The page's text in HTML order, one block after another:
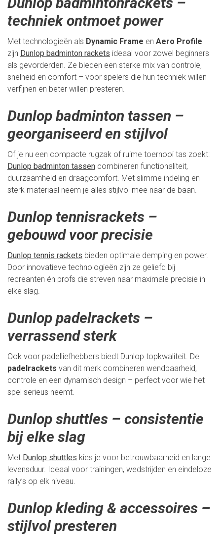
techniek ontmoet power
Met technologieën als Dynamic Frame en Aero Profile
zijn Dunlop badminton rackets ideaal voor zowel beginners
als gevorderden. Ze bieden een sterke mix van controle,
snelheid en comfort – voor spelers die hun techniek willen
verfijnen en beter willen presteren.
Dunlop badminton tassen –
georganiseerd en stijlvol
Of je nu een compacte rugzak of ruime toernooi tas zoekt:
Dunlop badminton tassen combineren functionaliteit,
duurzaamheid en draagcomfort. Met slimme indeling en
sterk materiaal neem je alles stijlvol mee naar de baan.
Dunlop tennisrackets –
gebouwd voor precisie
Dunlop tennis rackets bieden optimale demping en power.
Door innovatieve technologieën zijn ze geliefd bij
recreanten én profs die streven naar maximale precisie in
elke slag.
Dunlop padelrackets –
verrassend sterk
Ook voor padelliefhebbers biedt Dunlop topkwaliteit. De
padelrackets van dit merk combineren wendbaarheid,
controle en een dynamisch design – perfect voor wie het
spel serieus neemt.
Dunlop shuttles – consistentie
bij elke slag
Met Dunlop shuttles kies je voor betrouwbaarheid en lange
levensduur. Ideaal voor trainingen, wedstrijden en eindeloze
rally’s op elk niveau.
Dunlop kleding & accessoires –
stijlvol presteren